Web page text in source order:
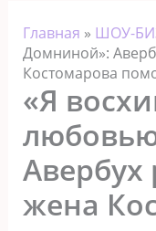
Главная » ШОУ-
Домниной»:
Костомарова
«Я
Авербух
жена